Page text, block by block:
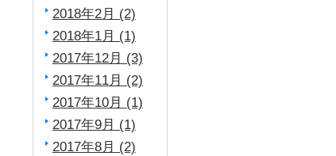
2018年2月 (2)
2018年1月 (1)
2017年12月 (3)
2017年11月 (2)
2017年10月 (1)
2017年9月 (1)
2017年8月 (2)